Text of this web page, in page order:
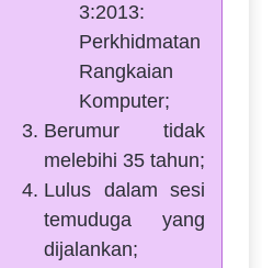
3:2013:
Perkhidmatan
Rangkaian
Komputer;
Berumur tidak
melebihi 35 tahun;
Lulus dalam sesi
temuduga yang
dijalankan;